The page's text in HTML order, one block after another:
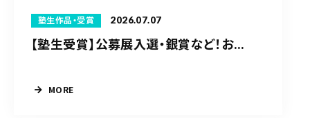
塾生作品・受賞 2026.07.07
【塾生受賞】公募展入選・銀賞など！お...
MORE